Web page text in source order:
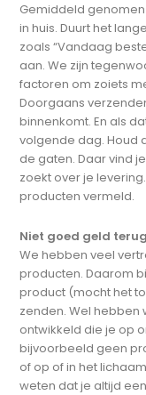
Gemiddeld
in huis. Duurt het
zoals “Vandaag
aan. We zijn
factoren om zoiets
Doorgaans
binnenkomt. En als
volgende dag. Houd
de gaten. Daar vind
zoekt over je
producten vermeld.
Niet goed geld
We hebben veel
producten. Daarom
product (mocht het
zenden. Wel
ontwikkeld die je op
bijvoorbeeld geen
of op of in het
weten dat je altijd